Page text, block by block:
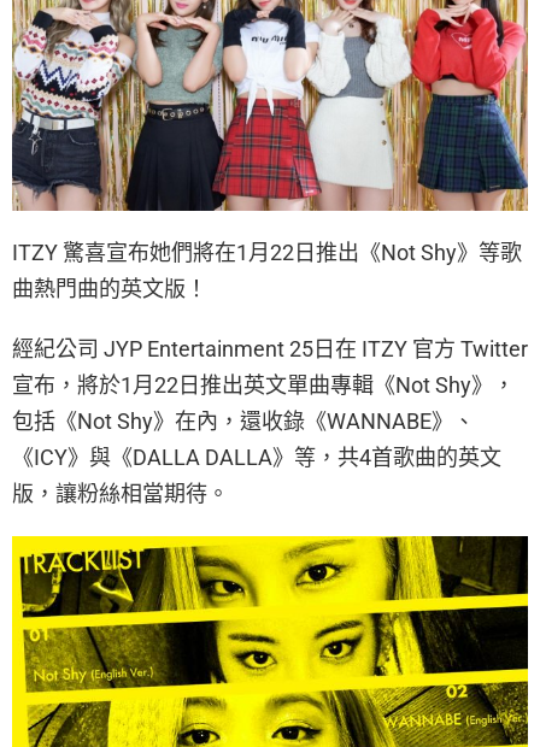
ITZY 驚喜宣布她們將在1月22日推出《Not Shy》等歌
曲熱門曲的英文版！
經紀公司 JYP Entertainment 25日在 ITZY 官方 Twitter
宣布，將於1月22日推出英文單曲專輯《Not Shy》，
包括《Not Shy》在內，還收錄《WANNABE》、
《ICY》與《DALLA DALLA》等，共4首歌曲的英文
版，讓粉絲相當期待。